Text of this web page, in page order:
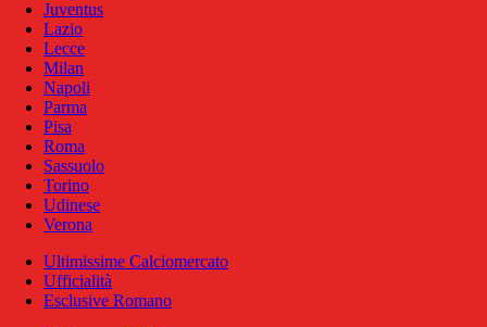
Juventus
Lazio
Lecce
Milan
Napoli
Parma
Pisa
Roma
Sassuolo
Torino
Udinese
Verona
Ultimissime Calciomercato
Ufficialità
Esclusive Romano